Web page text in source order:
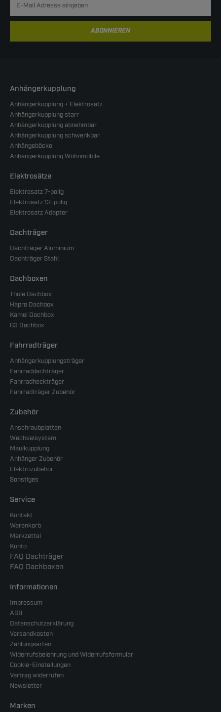
ABONNIEREN
Anhängerkupplung
Anhängerkupplung + Elektrosatz
Anhängerkupplung starr
Anhängerkupplung abnehmbar
Anhängerkupplung schwenkbar
Anhängeböcke
Anhängerkupplung Wohnmobile
Elektrosätze
Elektrosatz 7-polig
Elektrosatz 13-polig
Elektrosatz Adapter
Dachträger
Dachträger Aluminium
Dachträger Stahl
Dachboxen
Thule Dachbox
Hapro Dachbox
Kamei Dachbox
G3 Dachbox
Fahrradträger
Anhängerkupplungsträger
Fahrraddachträger
Fahrradheckträger
Fahrradträger Zubehör
Zubehör
Anschraubplatten
Wechselsystem
Maulkupplung
Anhänger Zubehör
Elektrozubehör
Sonstiges
Service
Kontakt
Warenkorb
Merkzettel
Konto
FAQ Dachträger
FAQ Dachboxen
Informationen
Impressum
AGB
Datenschutzerklärung
Versandkosten
Zahlungsarten
Widerrufsbelehrung und Widerrufsformular
Cookie-Einstellungen
Vertrag widerrufen
Newsletter
Marken